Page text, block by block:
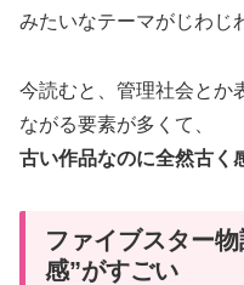
みたいなテーマがじわじ
今読むと、管理社会とか
ながる要素が多くて、
古い作品なのに全然古く
ファイブスター
感”がすごい